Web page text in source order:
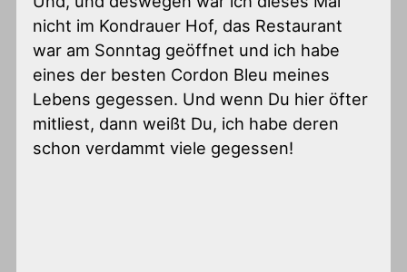
nicht im Kondrauer Hof, das Restaurant
war am Sonntag geöffnet und ich habe
eines der besten Cordon Bleu meines
Lebens gegessen. Und wenn Du hier öfter
mitliest, dann weißt Du, ich habe deren
schon verdammt viele gegessen!